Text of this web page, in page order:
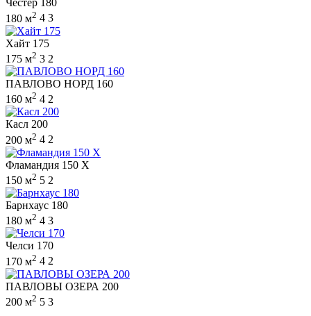
Честер 180
180 м2 4 3
Хайт 175
175 м2 3 2
ПАВЛОВО НОРД 160
160 м2 4 2
Касл 200
200 м2 4 2
Фламандия 150 X
150 м2 5 2
Барнхаус 180
180 м2 4 3
Челси 170
170 м2 4 2
ПАВЛОВЫ ОЗЕРА 200
200 м2 5 3